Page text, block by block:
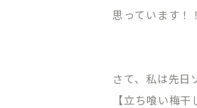
思っています！！
さて、私は先日
【立ち喰い梅